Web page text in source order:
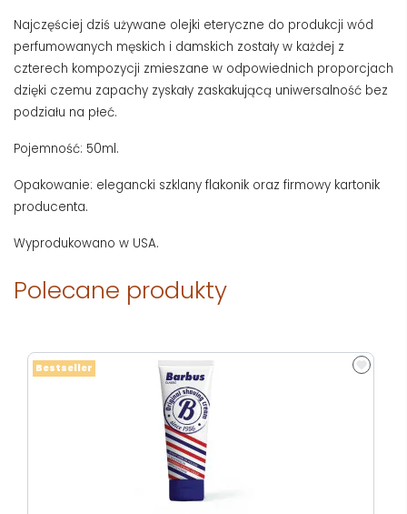
Najczęściej dziś używane olejki eteryczne do produkcji wód
perfumowanych męskich i damskich zostały w każdej z
czterech kompozycji zmieszane w odpowiednich proporcjach
dzięki czemu zapachy zyskały zaskakującą uniwersalność bez
podziału na płeć.
Pojemność: 50ml.
Opakowanie: elegancki szklany flakonik oraz firmowy kartonik
producenta.
Wyprodukowano w USA.
Polecane produkty
Bestseller